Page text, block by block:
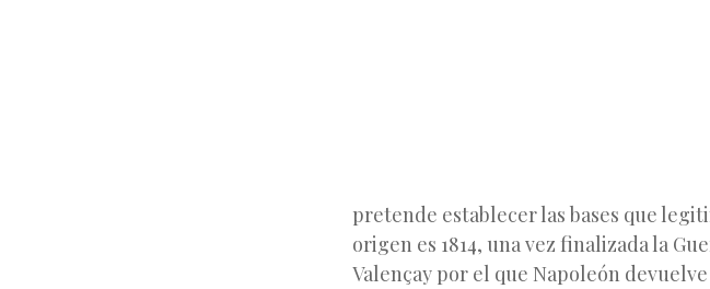
pretende establecer las bases que
origen es 1814, una vez finalizada la
Valençay por el que Napoleón